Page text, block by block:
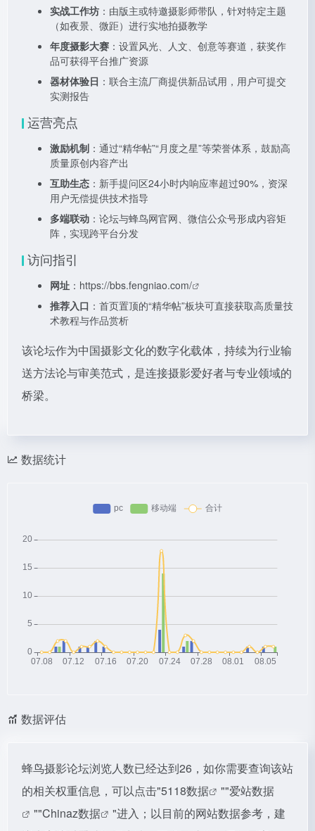
实战工作坊 ：由版主或特邀摄影师带队，针对特定主题
（如夜景、微距）进行实地拍摄教学
年度摄影大赛 ：设置风光、人文、创意等赛道，获奖作
品可获得平台推广资源
器材体验日 ：联合主流厂商提供新品试用，用户可提交
实测报告
运营亮点
激励机制 ：通过“精华帖”“月度之星”等荣誉体系，鼓励高
质量原创内容产出
互助生态 ：新手提问区24小时内响应率超过90%，资深
用户无偿提供技术指导
多端联动 ：论坛与蜂鸟网官网、微信公众号形成内容矩
阵，实现跨平台分发
访问指引
网址 ： https://bbs.fengniao.com/
推荐入口 ：首页置顶的“精华帖”板块可直接获取高质量技
术教程与作品赏析
该论坛作为中国摄影文化的数字化载体，持续为行业输
送方法论与审美范式，是连接摄影爱好者与专业领域的
桥梁。
数据统计
数据评估
蜂鸟摄影论坛浏览人数已经达到26，如你需要查询该站
的相关权重信息，可以点击"5118数据 ""爱站数据
""Chinaz数据
"进入；以目前的网站数据参考，建